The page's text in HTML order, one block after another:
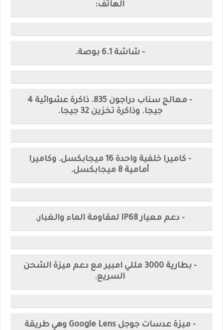
الهاتف:
- شاشة 6.1 بوصة.
- معالج سناب دراجون 835. ذاكرة عشوائية 4
جيجا. وذاكرة تخزين 32 جيجا.
- كاميرا خلفية واحدة 16 ميجابكسل. وكاميرا
أمامية 8 ميجابكسل.
- دعم معيار IP68 لمقاومة الماء والغبار.
- بطارية 3000 مللي امبير مع دعم ميزة الشحن
السريع.
- ميزة عدسات جوجل Google Lens وهي طريقة